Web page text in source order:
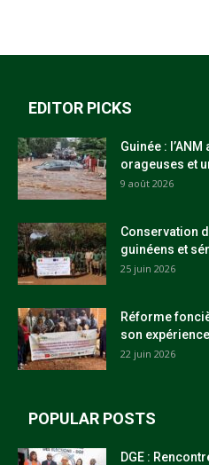
EDITOR PICKS
Guinée :
orageuses et
9 août 2026
Conservation
guinéens et
25 juin 2026
Réforme
son
22 juin 2026
POPULAR POSTS
DGE :